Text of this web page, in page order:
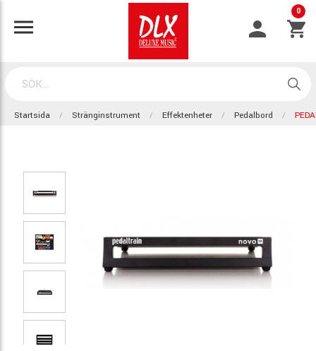
0
Startsida Stränginstrument Effektenheter Pedalbord